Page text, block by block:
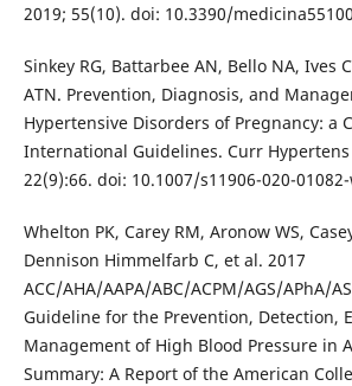
2019; 55(10). doi: 10.3390/
Sinkey RG, Battarbee AN, Bello NA, Ives
ATN. Prevention, Diagnosis, and
Hypertensive Disorders of Pregnancy: a
International Guidelines. Curr Hypertens
22(9):66. doi: 10.1007/s11906-020-
Whelton PK, Carey RM, Aronow WS,
Dennison Himmelfarb C, et al. 2017
ACC/AHA/AAPA/ABC/ACPM/AGS/APhA/
Guideline for the Prevention, Detection,
Management of High Blood Pressure in
Summary: A Report of the American